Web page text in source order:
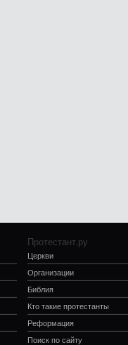
Протестант.ру
Церкви
Организации
Библия
Кто такие протестанты
Реформация
Поиск по сайту